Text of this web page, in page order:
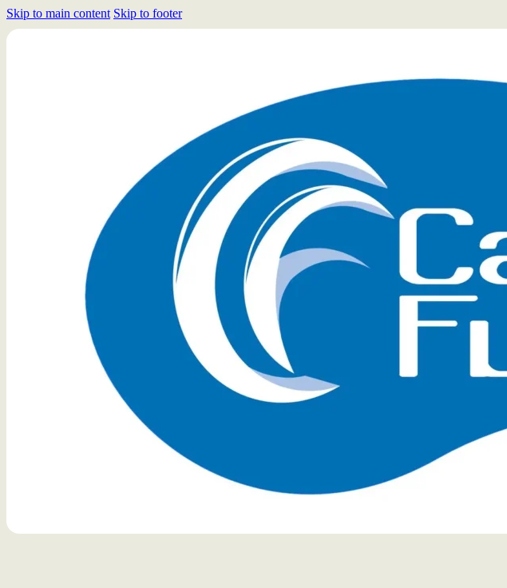
Skip to main content Skip to footer